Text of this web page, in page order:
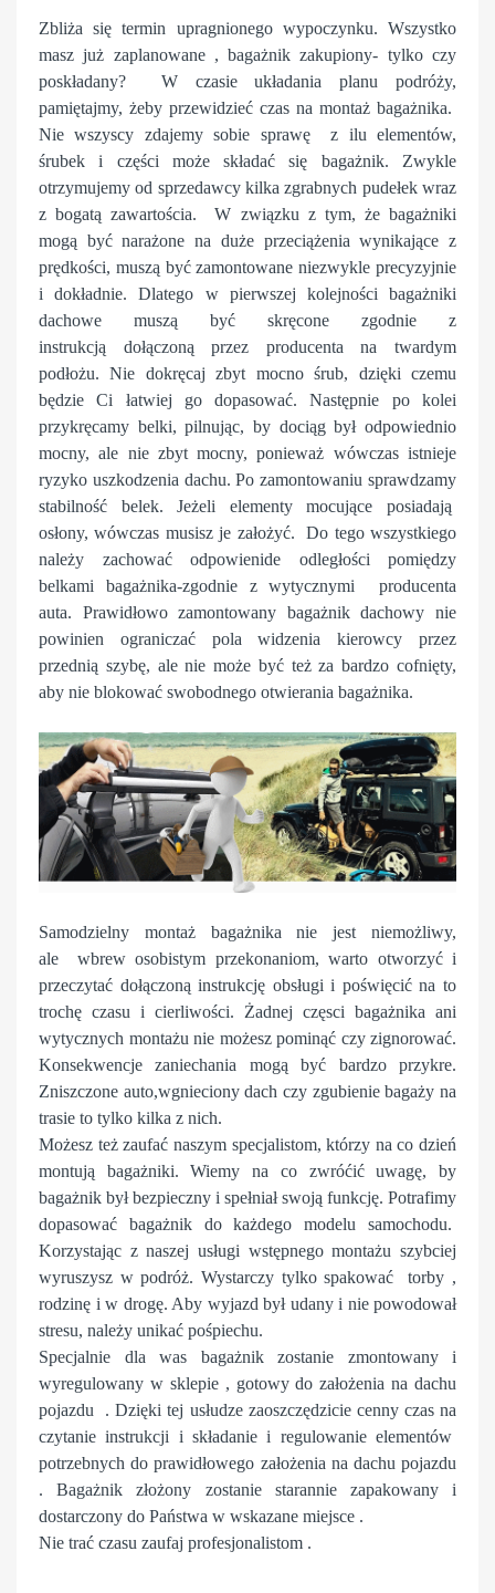
Zbliża się termin upragnionego wypoczynku. Wszystko
masz już zaplanowane , bagażnik zakupiony- tylko czy
poskładany? W czasie układania planu podróży,
pamiętajmy, żeby przewidzieć czas na montaż bagażnika.
Nie wszyscy zdajemy sobie sprawę z ilu elementów,
śrubek i części może składać się bagażnik. Zwykle
otrzymujemy od sprzedawcy kilka zgrabnych pudełek wraz
z bogatą zawartościa. W związku z tym, że bagażniki
mogą być narażone na duże przeciążenia wynikające z
prędkości, muszą być zamontowane niezwykle precyzyjnie
i dokładnie. Dlatego w pierwszej kolejności bagażniki
dachowe muszą być skręcone zgodnie z
instrukcją dołączoną przez producenta na twardym
podłożu. Nie dokręcaj zbyt mocno śrub, dzięki czemu
będzie Ci łatwiej go dopasować. Następnie po kolei
przykręcamy belki, pilnując, by dociąg był odpowiednio
mocny, ale nie zbyt mocny, ponieważ wówczas istnieje
ryzyko uszkodzenia dachu. Po zamontowaniu sprawdzamy
stabilność belek. Jeżeli elementy mocujące posiadają
osłony, wówczas musisz je założyć. Do tego wszystkiego
należy zachować odpowienide odległości pomiędzy
belkami bagażnika-zgodnie z wytycznymi producenta
auta. Prawidłowo zamontowany bagażnik dachowy nie
powinien ograniczać pola widzenia kierowcy przez
przednią szybę, ale nie może być też za bardzo cofnięty,
aby nie blokować swobodnego otwierania bagażnika.
Samodzielny montaż bagażnika nie jest niemożliwy,
ale wbrew osobistym przekonaniom, warto otworzyć i
przeczytać dołączoną instrukcję obsługi i poświęcić na to
trochę czasu i cierliwości. Żadnej częsci bagażnika ani
wytycznych montażu nie możesz pominąć czy zignorować.
Konsekwencje zaniechania mogą być bardzo przykre.
Zniszczone auto,wgnieciony dach czy zgubienie bagaży na
trasie to tylko kilka z nich.
Możesz też zaufać naszym specjalistom, którzy na co dzień
montują bagażniki. Wiemy na co zwróćić uwagę, by
bagażnik był bezpieczny i spełniał swoją funkcję. Potrafimy
dopasować bagażnik do każdego modelu samochodu.
Korzystając z naszej usługi wstępnego montażu szybciej
wyruszysz w podróż. Wystarczy tylko spakować torby ,
rodzinę i w drogę. Aby wyjazd był udany i nie powodował
stresu, należy unikać pośpiechu.
Specjalnie dla was bagażnik zostanie zmontowany i
wyregulowany w sklepie , gotowy do założenia na dachu
pojazdu . Dzięki tej usłudze zaoszczędzicie cenny czas na
czytanie instrukcji i składanie i regulowanie elementów
potrzebnych do prawidłowego założenia na dachu pojazdu
. Bagażnik złożony zostanie starannie zapakowany i
dostarczony do Państwa w wskazane miejsce .
Nie trać czasu zaufaj profesjonalistom .